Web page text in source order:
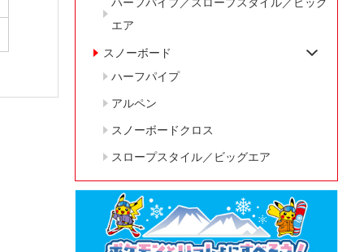
ハーフパイプ／スロープスタイル／ビッグ
エア
スノーボード
ハーフパイプ
アルペン
スノーボードクロス
スロープスタイル／ビッグエア